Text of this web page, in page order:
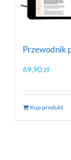
Przewodnik
69,90zł
Kup produkt